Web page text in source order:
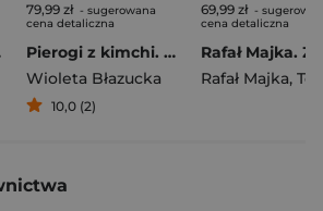
79,99 zł - sugerowana
cena detaliczna
Pierogi z kimchi. Moje ulubione azjatyckie przepisy - książka z autografem
Wioleta Błazucka
10,0 (2)
69,99 zł -
cena detaliczna
Rafał Majka,